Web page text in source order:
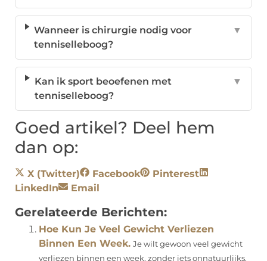
Wanneer is chirurgie nodig voor
tenniselleboog?
▼
Kan ik sport beoefenen met
tenniselleboog?
▼
Goed artikel? Deel hem
dan op:
X (Twitter) Facebook
Pinterest
LinkedIn
Email
Gerelateerde Berichten:
Hoe Kun Je Veel Gewicht Verliezen
Binnen Een Week. Je wilt gewoon veel gewicht
verliezen binnen een week, zonder iets onnatuurlijks,